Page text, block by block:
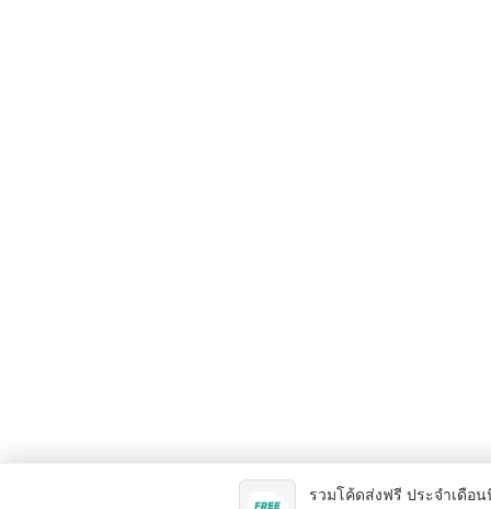
รวมโค้ดส่งฟรี ประจำเดือ